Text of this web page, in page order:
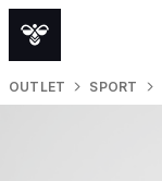
OUTLET SPORT